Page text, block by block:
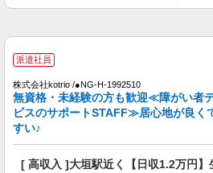
時給1500円〜
通費全支給(ガソリン
北大垣市
キープ
派遣社員
株式会社kotrio /●NG-H-1992510
無資格・未経験の方も歓迎≪障がい者
ビスのサポートSTAFF≫居心地が良く
すい♪
[ 高収入 ]大垣駅近く【日収1.2万円】